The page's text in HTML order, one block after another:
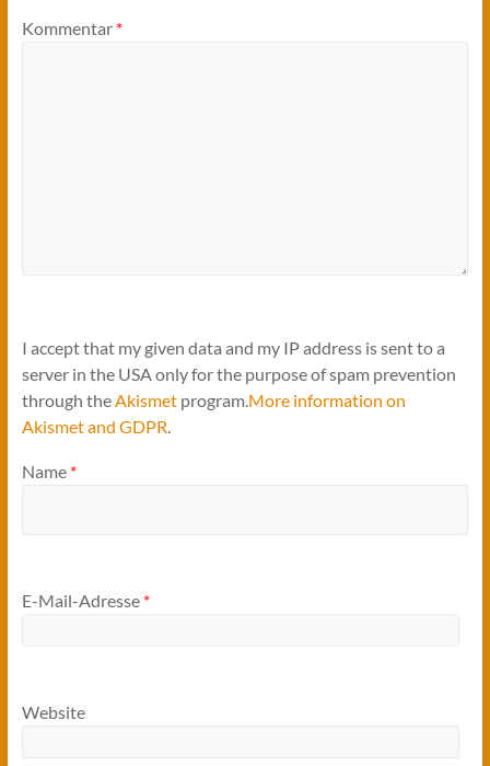
Kommentar *
I accept that my given data and my IP address is sent to a
server in the USA only for the purpose of spam prevention
through the Akismetprogram. More information on
Akismet and GDPR
Name *
E-Mail-Adresse *
Website